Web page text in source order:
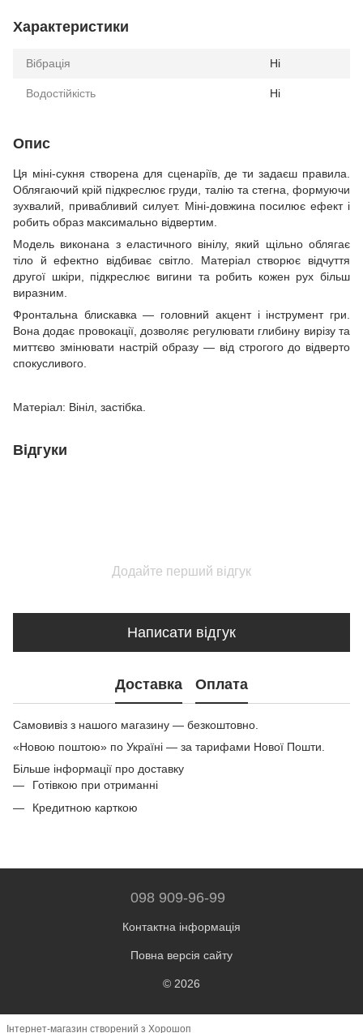
Характеристики
Вібрація Ні
Водостійкість Ні
Опис
Ця міні-сукня створена для сценаріїв, де ти задаєш правила.
Облягаючий крій підкреслює груди, талію та стегна, формуючи
зухвалий, привабливий силует. Міні-довжина посилює ефект і
робить образ максимально відвертим.
Модель виконана з еластичного вінілу, який щільно облягає
тіло й ефектно відбиває світло. Матеріал створює відчуття
другої шкіри, підкреслює вигини та робить кожен рух більш
виразним.
Фронтальна блискавка — головний акцент і інструмент гри.
Вона додає провокації, дозволяє регулювати глибину вирізу та
миттєво змінювати настрій образу — від строгого до відверто
спокусливого.
Матеріал: Вініл, застібка.
Відгуки
Додайте перший відгук
Написати відгук
Доставка Оплата
Самовивіз з нашого магазину — безкоштовно.
«Новою поштою» по Україні — за тарифами Нової Пошти.
Більше інформації про доставку
Готівкою при отриманні
Кредитною карткою
098 909-96-99
Контактна інформація
Повна версія сайту
© 2026
Інтернет-магазин створений з Хорошоп